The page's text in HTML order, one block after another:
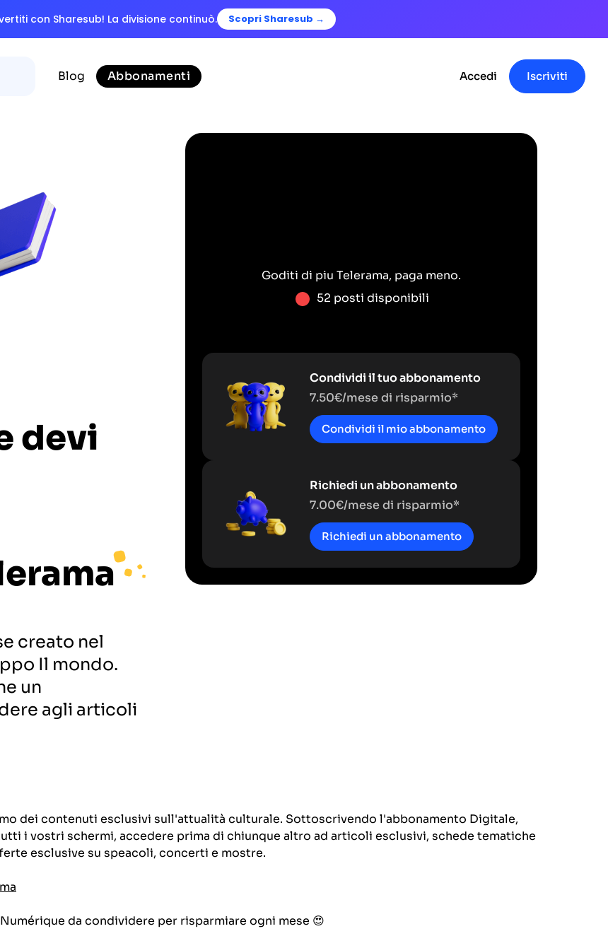
con Sharesub! La divisione continuò. Scopri Sharesub →
Blog Abbonamenti Accedi Iscriviti
devi
creato nel
Il mondo.
un
agli articoli
Goditi di piu Telerama, paga meno.
52 posti disponibili
Condividi il tuo abbonamento
7.50€/mese di risparmio*
Condividi il mio abbonamento
Richiedi un abbonamento
7.00€/mese di risparmio*
Richiedi un abbonamento
dei contenuti esclusivi sull'attualità culturale. Sottoscrivendo l'abbonamento Digitale,
i vostri schermi, accedere prima di chiunque altro ad articoli esclusivi, schede tematiche
esclusive su speacoli, concerti e mostre.
da condividere per risparmiare ogni mese 😍